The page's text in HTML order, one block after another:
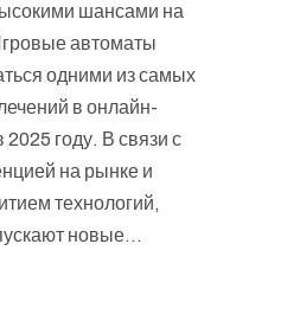
шансами на
автоматы
одними из самых
в онлайн-
2025 году. В связи с
на рынке и
технологий,
новые...